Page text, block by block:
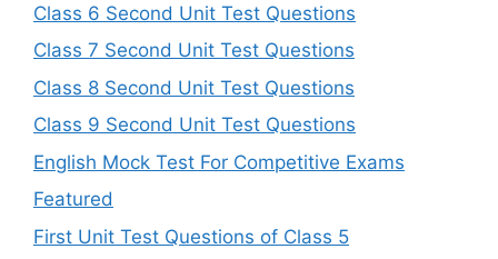
Class 6 Second Unit Test Questions
Class 7 Second Unit Test Questions
Class 8 Second Unit Test Questions
Class 9 Second Unit Test Questions
English Mock Test For Competitive Exams
Featured
First Unit Test Questions of Class 5